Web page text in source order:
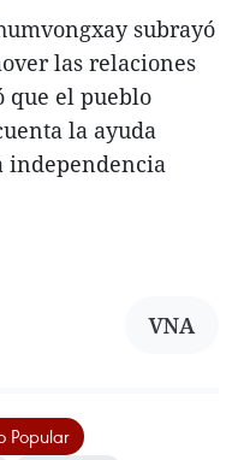
subrayó
las relaciones
que el pueblo
la ayuda
independencia
VNA
Popular